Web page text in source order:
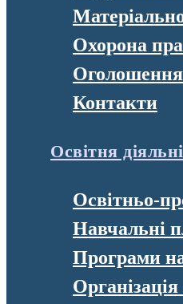
Охорона
Контакти
Освітня
Освітньо-
Навчальні
Програми
Організація